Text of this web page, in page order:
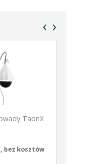
TaonX
bez kosztów
‹ ›